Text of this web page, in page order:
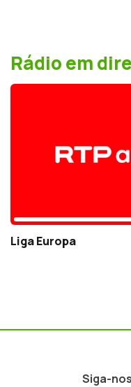
Rádio em
Liga Europa
Siga-